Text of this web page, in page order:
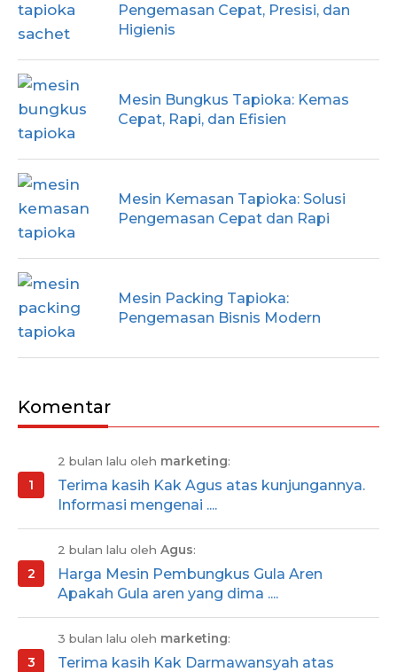
Pengemasan Cepat, Presisi, dan
Higienis
Mesin Bungkus Tapioka: Kemas
Cepat, Rapi, dan Efisien
Mesin Kemasan Tapioka: Solusi
Pengemasan Cepat dan Rapi
Mesin Packing Tapioka:
Pengemasan Bisnis Modern
Komentar
2 bulan lalu oleh marketing:
Terima kasih Kak Agus atas kunjungannya.
Informasi mengenai ....
2 bulan lalu oleh Agus:
Harga Mesin Pembungkus Gula Aren
Apakah Gula aren yang dima ....
3 bulan lalu oleh marketing:
Terima kasih Kak Darmawansyah atas